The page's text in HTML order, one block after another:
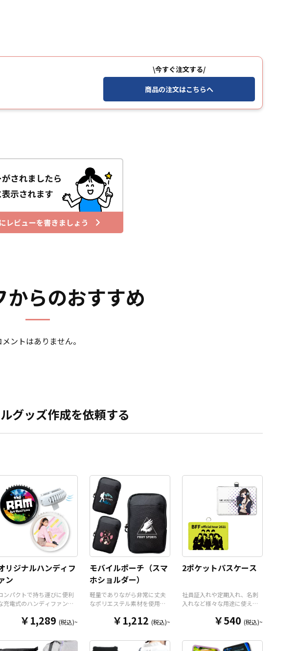
\今すぐ注文する/
商品の注文はこちらへ
からのおすすめ
メントはありません。
グッズ作成を依頼する
リジナルハンディフ
ン
ンパクトで持ち運びに便利
充電式のハンディファン
ンにて製作いたします。携帯
に便利なコンパクトサイズの
風機で、重さは約110gと軽
。風量は3段階に切り替えが
￥1,289(税込)~
モバイルポーチ（スマ
ホショルダー）
軽量でありながら非常に丈夫
なポリエステル素材を使用し
チ（スマホショルダー）で
す。オープンポケット1つにフ
ァスナーポケット2つのトリプ
ルポケットですので整理整頓
￥1,212(税込)~
2ポケットパスケース
社員証入れや定期入れ、名刺
入れなど様々な用途に使え
ケースをお客様がお持ちのオ
いたします。クリアポケット
と通常ポケットで2枚のカード
￥540 (税込)~